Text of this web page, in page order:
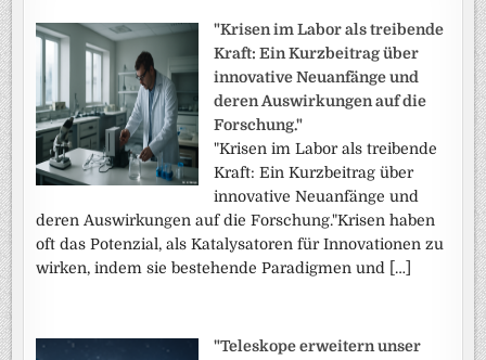
"Krisen im Labor als treibende
Kraft: Ein Kurzbeitrag über
innovative Neuanfänge und
deren Auswirkungen auf die
Forschung."
"Krisen im Labor als treibende
Kraft: Ein Kurzbeitrag über
innovative Neuanfänge und
deren Auswirkungen auf die Forschung."Krisen haben
oft das Potenzial, als Katalysatoren für Innovationen zu
wirken, indem sie bestehende Paradigmen und […]
"Teleskope erweitern unser